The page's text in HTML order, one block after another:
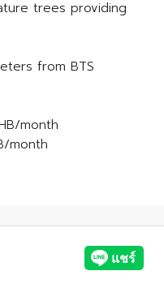
trees providing
from BTS
month
month